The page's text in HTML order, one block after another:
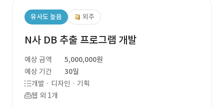
유사도 높음 외주
N사 DB 추출 프로그램 개발
예상 금액
5,000,000원
예상 기간
30일
개발 · 디자인 · 기획
웹 외 1개